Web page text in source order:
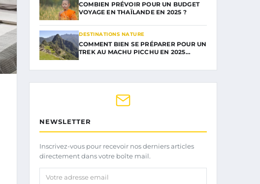
COMBIEN PRÉVOIR POUR UN BUDGET
VOYAGE EN THAÏLANDE EN 2025 ?
DESTINATIONS NATURE
COMMENT BIEN SE PRÉPARER POUR UN
TREK AU MACHU PICCHU EN 2025…
NEWSLETTER
Inscrivez-vous pour recevoir nos derniers articles
directement dans votre boîte mail.
Votre adresse email